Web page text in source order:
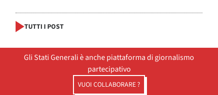
TUTTI I POST
Gli Stati Generali è anche piattaforma di giornalismo
partecipativo
VUOI COLLABORARE ?